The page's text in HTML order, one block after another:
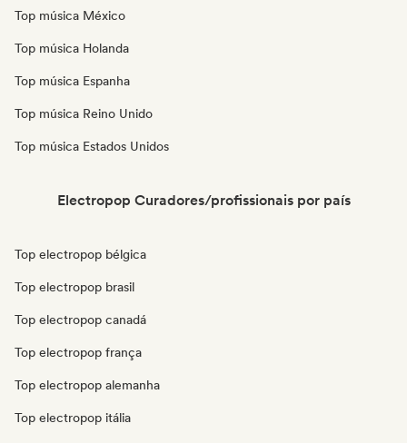
Top música México
Top música Holanda
Top música Espanha
Top música Reino Unido
Top música Estados Unidos
Electropop Curadores/profissionais por país
Top electropop bélgica
Top electropop brasil
Top electropop canadá
Top electropop frança
Top electropop alemanha
Top electropop itália